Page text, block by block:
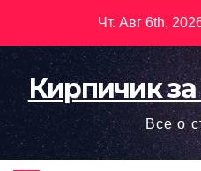
содержимому
Чт. Авг 6th,
Кирпичик
Все о